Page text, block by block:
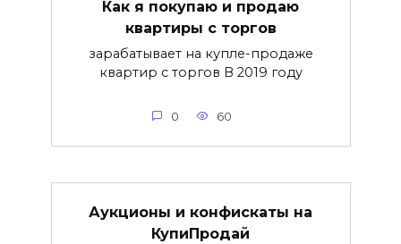
Как я покупаю и продаю
квартиры с торгов
зарабатывает на купле-продаже
квартир с торгов В 2019 году
0 60
Аукционы и конфискаты на
КупиПродай